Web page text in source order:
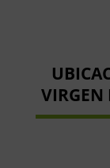
VIRGEN